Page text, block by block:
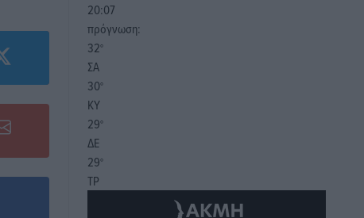
20:07
πρόγνωση:
32°
ΣΑ
30°
ΚΥ
29°
ΔΕ
29°
ΤΡ